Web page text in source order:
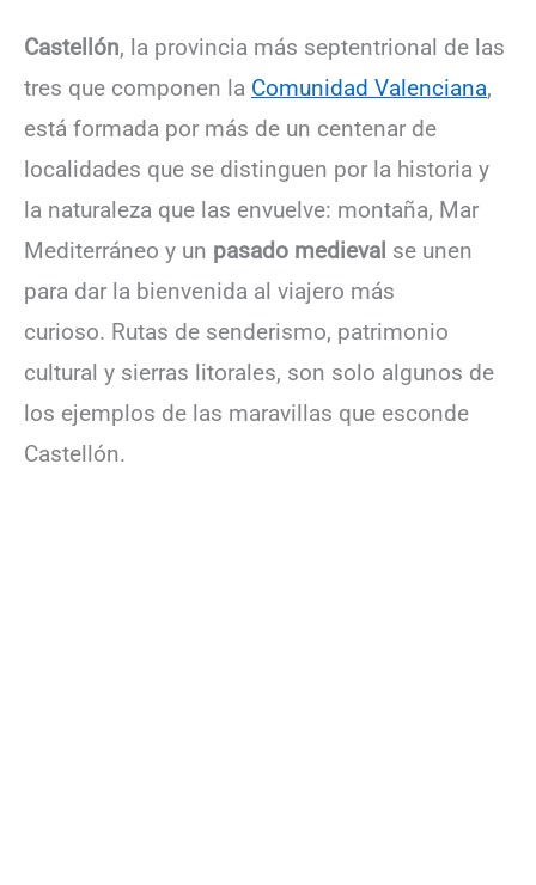
Castellón, la provincia más septentrional de las
tres que componen la Comunidad Valenciana,
está formada por más de un centenar de
localidades que se distinguen por la historia y
la naturaleza que las envuelve: montaña, Mar
Mediterráneo y un pasado medieval se unen
para dar la bienvenida al viajero más
curioso. Rutas de senderismo, patrimonio
cultural y sierras litorales, son solo algunos de
los ejemplos de las maravillas que esconde
Castellón.